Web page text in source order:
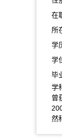
在
所
学
学
毕
学
曾
然